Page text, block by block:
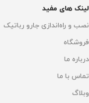
هوش مصنوعی تشخیص
اجسام
AI Action
پر کردن خودکار مخزن آب
لینک های مفید
نصب و راه‌اندازی جارو رباتیک
فروشگاه
درباره ما
تماس با ما
وبلاگ